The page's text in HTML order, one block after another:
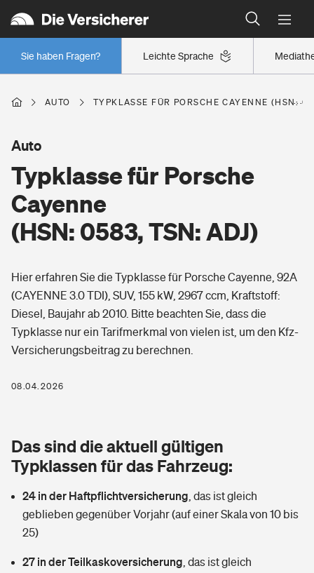
Leichte Sprache
Sie haben Fragen?
Wer versichert was: Jetzt Versicherer finden
Regionalklassen: So ist Ihre Region eingestuft
Wer versichert was: Jetzt Versicherer finden
Berufsunfähigkeitsversicherung
Erwerbsunfähigkeitsversicherung
Arbeitsrechtsschutz
Berufshaftpflichtversicherung
Rentenrechner: Wie viel Geld bekomme ich im Alter?
Wer versichert was: Jetzt Versicherer finden
Sie haben Fragen?
Wohnen
Wohngebäudeversicherung
Hausratversicherung
Elementarversicherung
Photovoltaik
Wärmepumpen versichern
Vermieterrrechtsschutz
Mietkautionsversicherung
Restkreditversicherung
Zur Übersicht
Pri­vate Haft­pflicht­
Rechts­schutz­ver­si­che­rung
Kinderunfall­ver­si­che­rung
Reiseversicherung
Gesundheit
Private Krankenversicherung
Tierkrankenversicherung
Zur Übersicht
AUTO TYPKLASSE FÜR PORSCHE CAYENNE (HSN:
Typklasse für Porsche
Cayenne
(HSN: 0583, TSN: ADJ)
Auto
Hier erfahren Sie die Typklasse für Porsche Cayenne, 92A
(CAYENNE 3.0 TDI), SUV, 155 kW, 2967 ccm, Kraftstoff:
Diesel, Baujahr ab 2010. Bitte beachten Sie, dass die
Typklasse nur ein Tarifmerkmal von vielen ist, um den Kfz-
Versicherungsbeitrag zu berechnen.
08.04.2026
Das sind die aktuell gültigen
Typklassen für das Fahrzeug:
24 in der Haftpflichtversicherung das ist gleich
geblieben gegenüber Vorjahr (auf einer Skala von 10 bis
25)
27 in der Teilkaskoversicherung das ist gleich